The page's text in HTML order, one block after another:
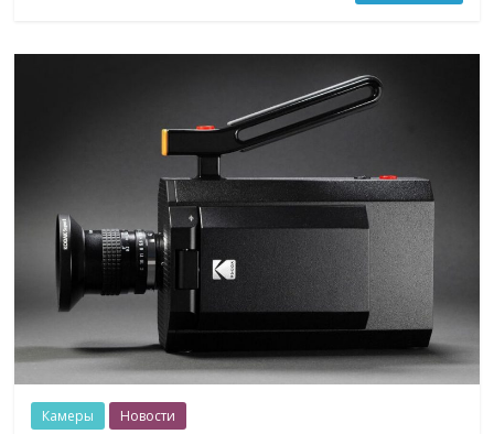
Камеры Новости